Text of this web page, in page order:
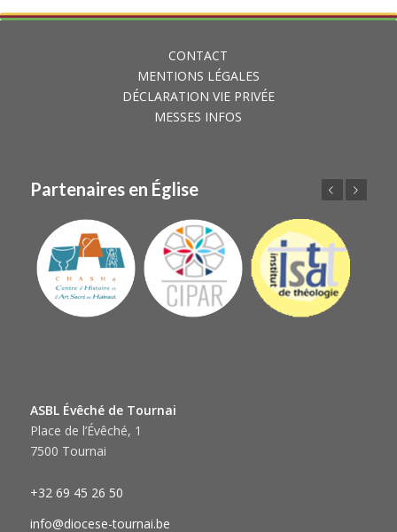
CONTACT
MENTIONS LÉGALES
DÉCLARATION VIE PRIVÉE
MESSES INFOS
Partenaires en Église
ASBL Évêché de Tournai
Place de l’Évêché, 1
7500 Tournai
+32 69 45 26 50
info@diocese-tournai.be